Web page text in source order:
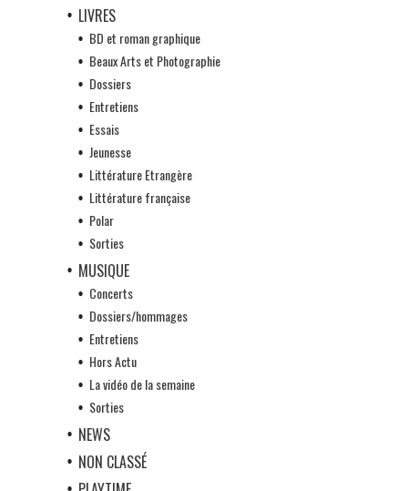
LIVRES
BD et roman graphique
Beaux Arts et Photographie
Dossiers
Entretiens
Essais
Jeunesse
Littérature Etrangère
Littérature française
Polar
Sorties
MUSIQUE
Concerts
Dossiers/hommages
Entretiens
Hors Actu
La vidéo de la semaine
Sorties
NEWS
NON CLASSÉ